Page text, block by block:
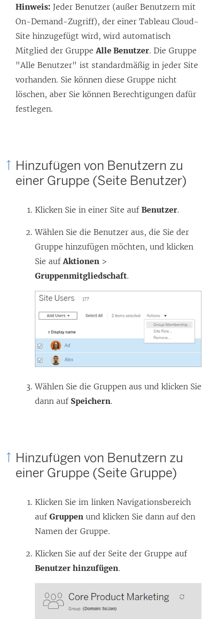
e
u
e
m
F
e
n
g
e
f
n
)
n
n
u
e
m
F
e
r
ö
f
e
)
Hinweis: Jeder Benutzer (außer Benutzern mit
On-Demand-Zugriff), der einer Tableau Cloud-
Site hinzugefügt wird, wird automatisch
Mitglied der GruppeAlle Benutzer. Die Gruppe
"Alle Benutzer" ist standardmäßig in jeder Site
vorhanden. Sie können diese Gruppe nicht
löschen, aber Sie können Berechtigungen dafür
festlegen.
Hinzufügen von Benutzern zu
einer Gruppe (Seite Benutzer)
Klicken Sie in einer Site auf Benutzer.
Wählen Sie die Benutzer aus, die Sie der
Gruppe hinzufügen möchten, und klicken
Sie aufAktionen >
Gruppenmitgliedschaft.
Wählen Sie die Gruppen aus und klicken Sie
dann auf Speichern.
Hinzufügen von Benutzern zu
einer Gruppe (Seite Gruppe)
Klicken Sie im linken Navigationsbereich
auf Gruppen und klicken Sie dann auf den
Namen der Gruppe.
Klicken Sie auf der Seite der Gruppe auf
Benutzer hinzufügen.